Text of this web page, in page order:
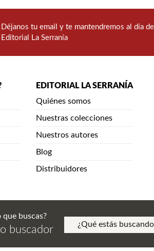
Déjanos tu email y te mantendremos al día
Editorial La Serranía
EDITORIAL LA SERRANÍA
Quiénes somos
Nuestras colecciones
Nuestros autores
Blog
Distribuidores
buscas?
buscador